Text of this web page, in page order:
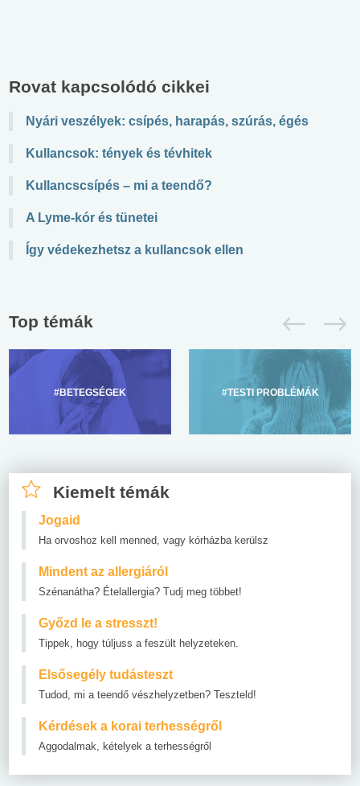
Rovat kapcsolódó cikkei
Nyári veszélyek: csípés, harapás, szúrás, égés
Kullancsok: tények és tévhitek
Kullancscsípés – mi a teendő?
A Lyme-kór és tünetei
Így védekezhetsz a kullancsok ellen
Top témák
#BETEGSÉGEK #TESTI PROBLÉMÁK
Kiemelt témák
Jogaid
Ha orvoshoz kell menned, vagy kórházba kerülsz
Mindent az allergiáról
Szénanátha? Ételallergia? Tudj meg többet!
Győzd le a stresszt!
Tippek, hogy túljuss a feszült helyzeteken.
Elsősegély tudásteszt
Tudod, mi a teendő vészhelyzetben? Teszteld!
Kérdések a korai terhességről
Aggodalmak, kételyek a terhességről